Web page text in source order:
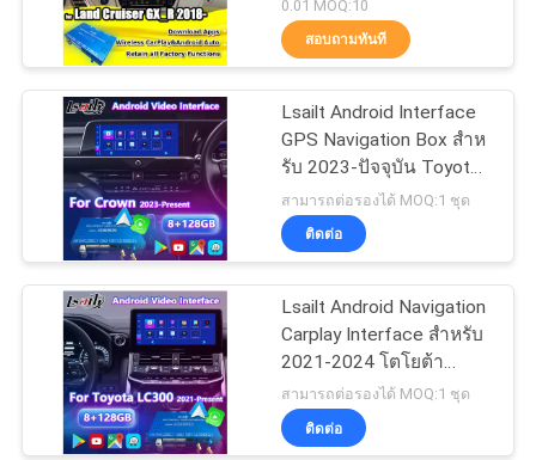
ทัวร์
โรงงาน
ควบคุม
คุณภาพ
ติดต่อ
เรา
กล่องนำทาง GPS
25
Lexus อินเทอร์เฟซ
130
กล่องนำทาง GPS, โมดูล
Android Auto
0.01 MOQ:10
สอบถามทันที
Lsailt Android Interface
GPS Navigation Box สําห
รับ 2023-ปัจจุบัน Toyota
Crown
สามารถต่อรองได้ MOQ:1 ชุด
ติดต่อ
Lsailt Android Navigation
Carplay Interface สําหรับ
2021-2024 โตโยต้า
แลนด์ครูเซอร์ 300 GX-R
VX-R GR GR-S Sahara ZX
VX LC300
สามารถต่อรองได้ MOQ:1 ชุด
ติดต่อ